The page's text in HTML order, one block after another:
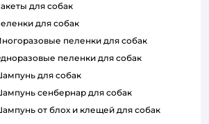
пакеты для собак
пеленки для собак
многоразовые пеленки для собак
одноразовые пеленки для собак
шампунь для собак
шампунь сенбернар для собак
шампунь от блох и клещей для собак